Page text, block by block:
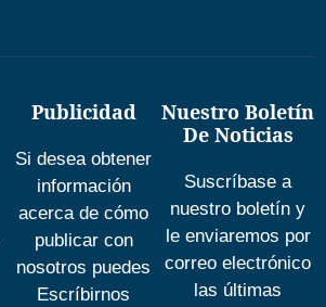
Publicidad
Si desea obtener
información
acerca de cómo
publicar con
nosotros puedes
Escríbirnos
Nuestro Boletín
De Noticias
Suscríbase a
nuestro boletín y
le enviaremos por
correo electrónico
las últimas